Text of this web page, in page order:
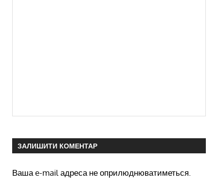
ЗАЛИШИТИ КОМЕНТАР
Ваша e-mail адреса не оприлюднюватиметься.